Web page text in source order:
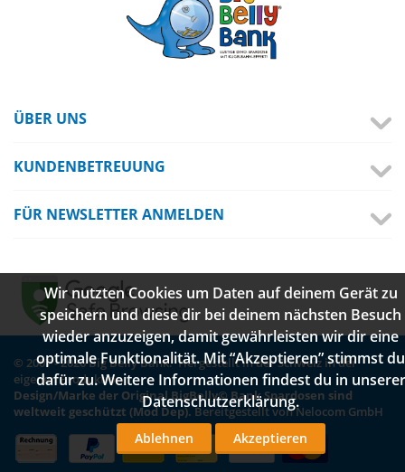
ÜBER UNS
KUNDENBETREUUNG
FÜR NEWSLETTER ANMELDEN
© 2007 - 2026 Big Belly Bank. Hergestellt in der Schweiz in der
eigenen Produktion.
Design/Marke der Original BigBelly© Bank Spardosen sind
weltweit geschützt (Mod Dep).Bereitgestellt von Nelocom GmbH
Wir nutzten Cookies um Daten auf deinem Gerät zu
speichern und diese dir bei deinem nächsten Besuch
wieder anzuzeigen, damit gewährleisten wir dir eine
optimale Funktionalität. Mit “Akzeptieren” stimmst du
dafür zu. Weitere Informationen findest du in unserer
Datenschutzerklärung.
Ablehnen Akzeptieren